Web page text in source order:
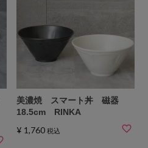
美濃焼 スマート丼 磁器
18.5cm RINKA
¥ 1,760 税込